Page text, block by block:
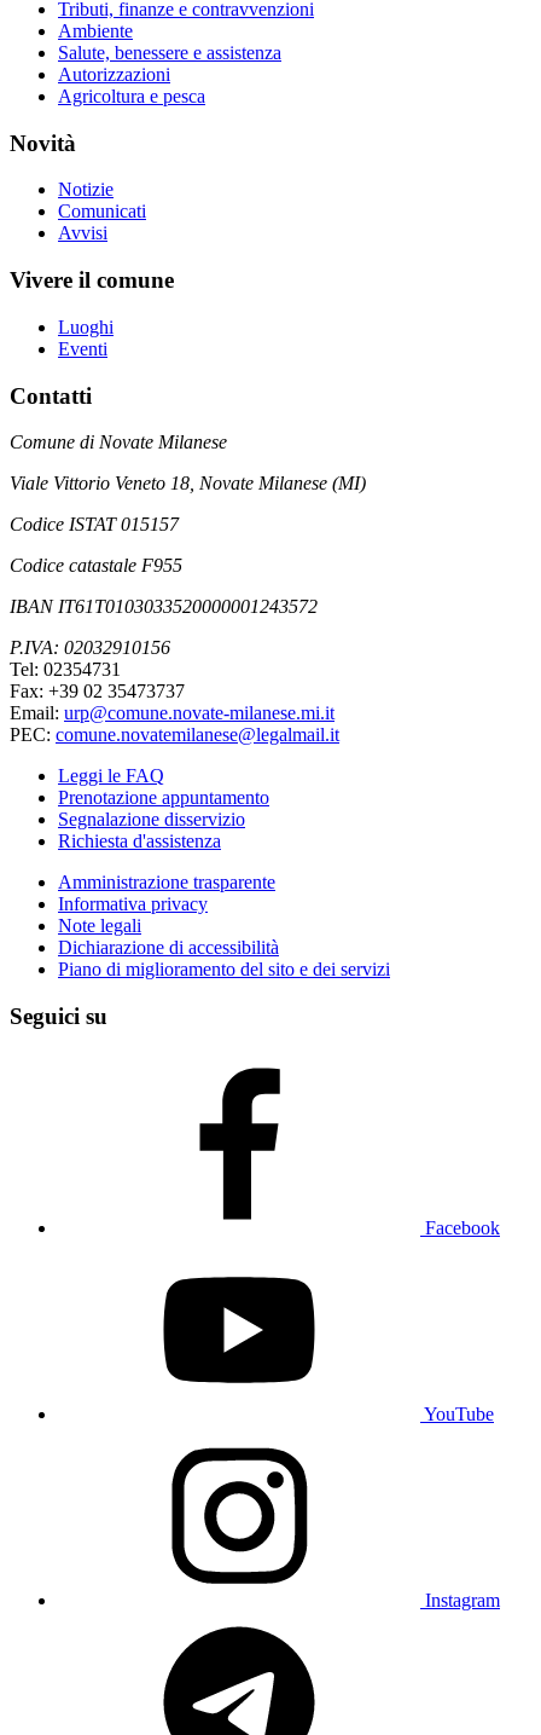
Tributi, finanze e contravvenzioni
Ambiente
Salute, benessere e assistenza
Autorizzazioni
Agricoltura e pesca
Novità
Notizie
Comunicati
Avvisi
Vivere il comune
Luoghi
Eventi
Contatti
Comune di Novate Milanese
Viale Vittorio Veneto 18, Novate Milanese (MI)
Codice ISTAT 015157
Codice catastale F955
IBAN IT61T0103033520000001243572
P.IVA: 02032910156
Tel: 02354731
Fax: +39 02 35473737
Email: urp@comune.novate-milanese.mi.it
PEC: comune.novatemilanese@legalmail.it
Leggi le FAQ
Prenotazione appuntamento
Segnalazione disservizio
Richiesta d'assistenza
Amministrazione trasparente
Informativa privacy
Note legali
Dichiarazione di accessibilità
Piano di miglioramento del sito e dei servizi
Seguici su
Facebook
YouTube
Instagram